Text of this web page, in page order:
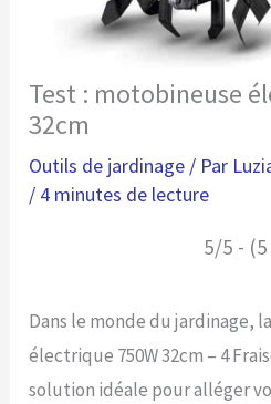
Test : motobineuse
32cm
Outils de jardinage / Par
/ 4 minutes de lecture
5/5 -
Dans le monde du jardinage,
électrique 750W 32cm – 4
solution idéale pour alléger